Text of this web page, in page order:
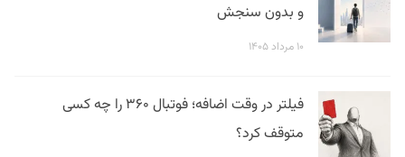
و بدون سنجش
۱۰ مرداد ۱۴۰۵
فیلتر در وقت اضافه؛ فوتبال ۳۶۰ را چه کسی
متوقف کرد؟